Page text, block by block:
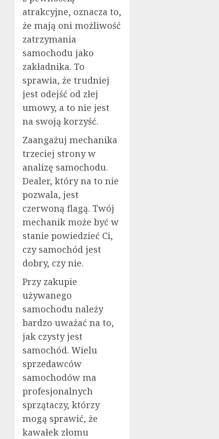
atrakcyjne, oznacza to,
że mają oni możliwość
zatrzymania
samochodu jako
zakładnika. To
sprawia, że trudniej
jest odejść od złej
umowy, a to nie jest
na swoją korzyść.
Zaangażuj mechanika
trzeciej strony w
analizę samochodu.
Dealer, który na to nie
pozwala, jest
czerwoną flagą. Twój
mechanik może być w
stanie powiedzieć Ci,
czy samochód jest
dobry, czy nie.
Przy zakupie
używanego
samochodu należy
bardzo uważać na to,
jak czysty jest
samochód. Wielu
sprzedawców
samochodów ma
profesjonalnych
sprzątaczy, którzy
mogą sprawić, że
kawałek złomu